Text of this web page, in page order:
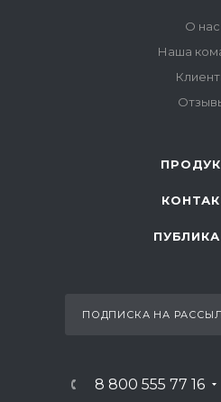
О нас
Наша
ПОДПИСКА НА
8 800 555 77 16